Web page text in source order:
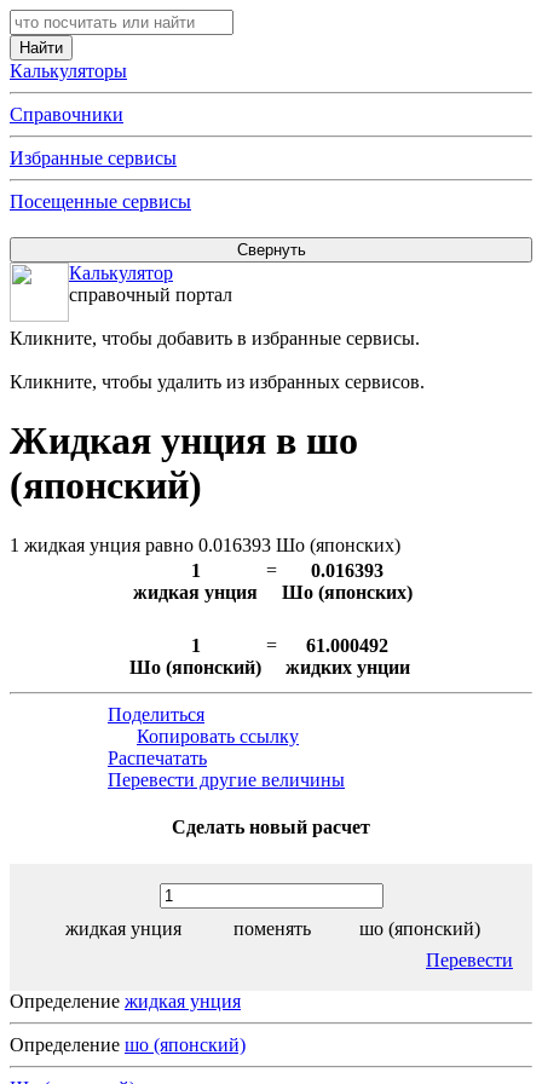
Калькуляторы
Справочники
Избранные сервисы
Посещенные сервисы
Калькулятор
справочный портал
Кликните, чтобы добавить в избранные сервисы.
Кликните, чтобы удалить из избранных сервисов.
Жидкая унция в шо
(японский)
1 жидкая унция равно 0.016393 Шо (японских)
1
жидкая унция
=
0.016393
Шо (японских)
1
Шо (японский)
=
61.000492
жидких унции
Поделиться
Копировать ссылку
Распечатать
Перевести другие величины
Сделать новый расчет
жидкая унция поменять
шо (японский)
Перевести
Определение жидкая унция
Определение шо (японский)